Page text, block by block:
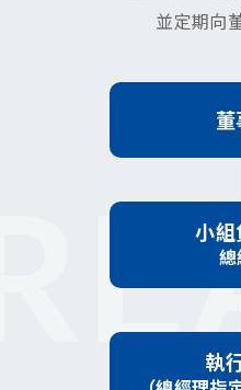
並定期向
董
小組
總
執